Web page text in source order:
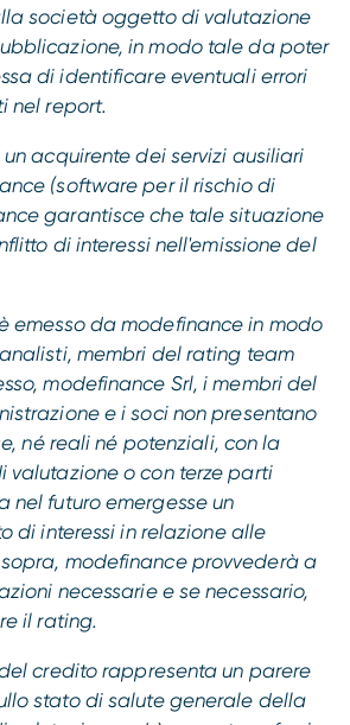
società oggetto di valutazione
in modo tale da poter
di identificare eventuali errori
nel report.
acquirente dei servizi ausiliari
(software per il rischio di
garantisce che tale situazione
di interessi nell'emissione del
emesso da modefinance in modo
membri del rating team
modefinance Srl, i membri del
e i soci non presentano
né reali né potenziali, con la
valutazione o con terze parti
nel futuro emergesse un
di interessi in relazione alle
modefinance provvederà a
necessarie e se necessario,
il rating.
credito rappresenta un parere
stato di salute generale della